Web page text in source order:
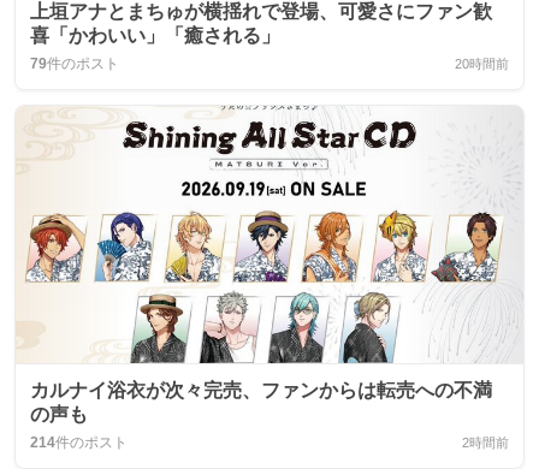
上垣アナとまちゅが横揺れで登場、可愛さにファン歓
喜「かわいい」「癒される」
79件のポスト 20時間前
カルナイ浴衣が次々完売、ファンからは転売への不満
の声も
214件のポスト 2時間前